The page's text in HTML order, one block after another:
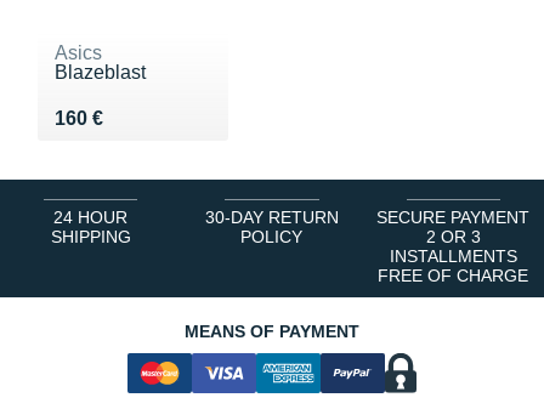
Asics
Blazeblast
160 €
Vendu 160 €
24 HOUR
SHIPPING
30-DAY RETURN
POLICY
SECURE PAYMENT
2 OR 3
INSTALLMENTS
FREE OF CHARGE
MEANS OF PAYMENT